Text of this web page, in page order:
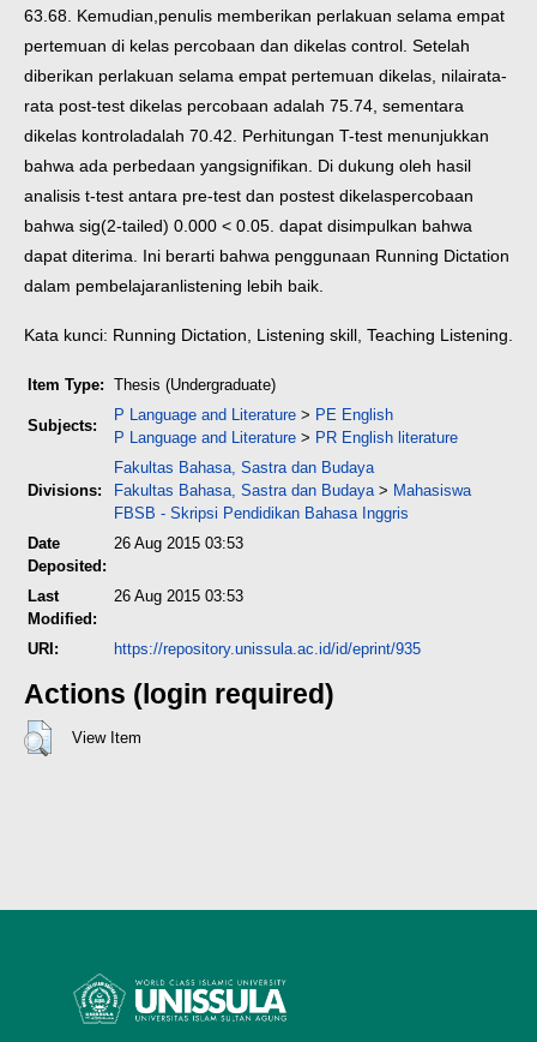
63.68. Kemudian, penulis memberikan perlakuan selama empat
pertemuan di kelas percobaan dan dikelas control. Setelah
diberikan perlakuan selama empat pertemuan dikelas, nilairata-
rata post-test dikelas percobaan adalah 75.74, sementara
dikelas kontroladalah 70.42. Perhitungan T-test menunjukkan
bahwa ada perbedaan yangsignifikan. Di dukung oleh hasil
analisis t-test antara pre-test dan postest dikelaspercobaan
bahwa sig(2-tailed) 0.000 < 0.05. dapat disimpulkan bahwa
dapat diterima. Ini berarti bahwa penggunaan Running Dictation
dalam pembelajaranlistening lebih baik.
Kata kunci: Running Dictation, Listening skill, Teaching Listening.
Item Type: Thesis (Undergraduate)
Subjects:
P Language and Literature > PE English
P Language and Literature > PR English literature
Divisions:
Fakultas Bahasa, Sastra dan Budaya
Fakultas Bahasa, Sastra dan Budaya > Mahasiswa
FBSB - Skripsi Pendidikan Bahasa Inggris
Date
Deposited:
26 Aug 2015 03:53
Last
Modified:
26 Aug 2015 03:53
URI: https://repository.unissula.ac.id/id/eprint/935
Actions (login required)
View Item